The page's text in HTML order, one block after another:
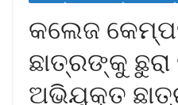
କଲେଜ
ଛାତ୍ରଙ୍କୁ ଛୁରା
ଅଭିଯୁକ୍ତ